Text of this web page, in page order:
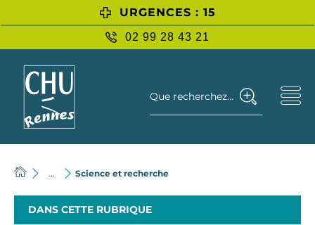
URGENCES : 15
02 99 28 43 21
Que recherchez-vous ?
... Science et recherche
DANS CETTE RUBRIQUE